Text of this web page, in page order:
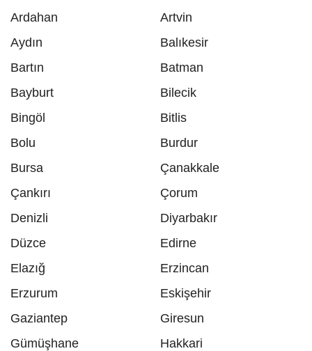
Ardahan
Artvin
Aydın
Balıkesir
Bartın
Batman
Bayburt
Bilecik
Bingöl
Bitlis
Bolu
Burdur
Bursa
Çanakkale
Çankırı
Çorum
Denizli
Diyarbakır
Düzce
Edirne
Elazığ
Erzincan
Erzurum
Eskişehir
Gaziantep
Giresun
Gümüşhane
Hakkari